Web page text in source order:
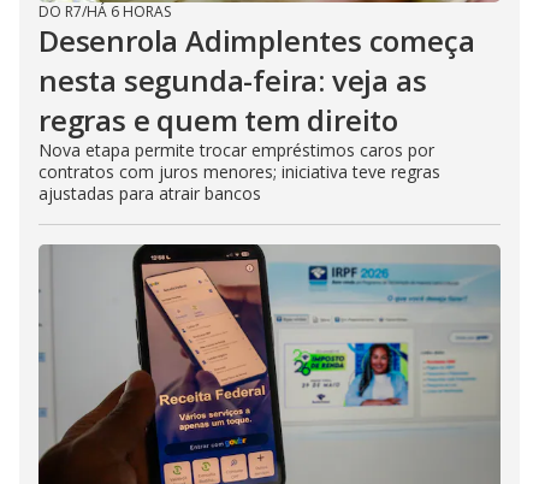
DO R7/HÁ 6 HORAS
Desenrola Adimplentes começa
nesta segunda-feira: veja as
regras e quem tem direito
Nova etapa permite trocar empréstimos caros por
contratos com juros menores; iniciativa teve regras
ajustadas para atrair bancos